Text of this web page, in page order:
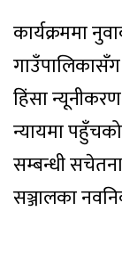
कार्यक्रममा
हिंसा
न्यायमा
सम्बन्धी
सञ्जालका